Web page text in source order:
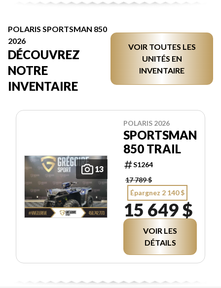
POLARIS SPORTSMAN 850
2026
DÉCOUVREZ
NOTRE
INVENTAIRE
VOIR TOUTES LES
UNITÉS EN
INVENTAIRE
13
POLARIS 2026
SPORTSMAN
850 TRAIL
S1264
17 789 $
Épargnez 2 140 $
15 649 $
VOIR LES
DÉTAILS